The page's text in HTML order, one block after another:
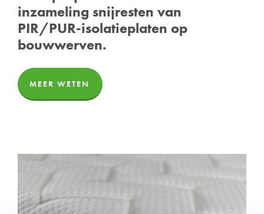
inzameling snijresten van
PIR/PUR-isolatieplaten op
bouwwerven.
MEER WETEN